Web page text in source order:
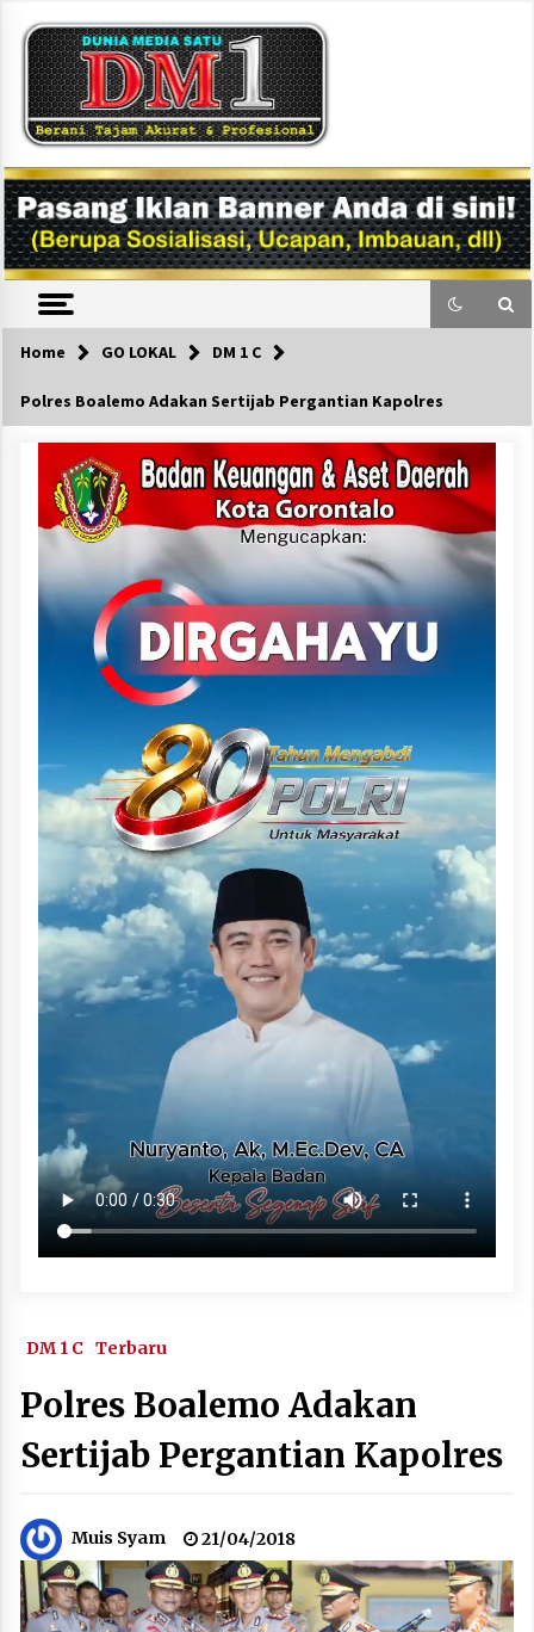
content
DM1
Home GO LOKAL DM 1 C
Polres Boalemo Adakan Sertijab Pergantian Kapolres
DM 1 C Terbaru
Polres Boalemo Adakan
Sertijab Pergantian Kapolres
Muis Syam 21/04/2018